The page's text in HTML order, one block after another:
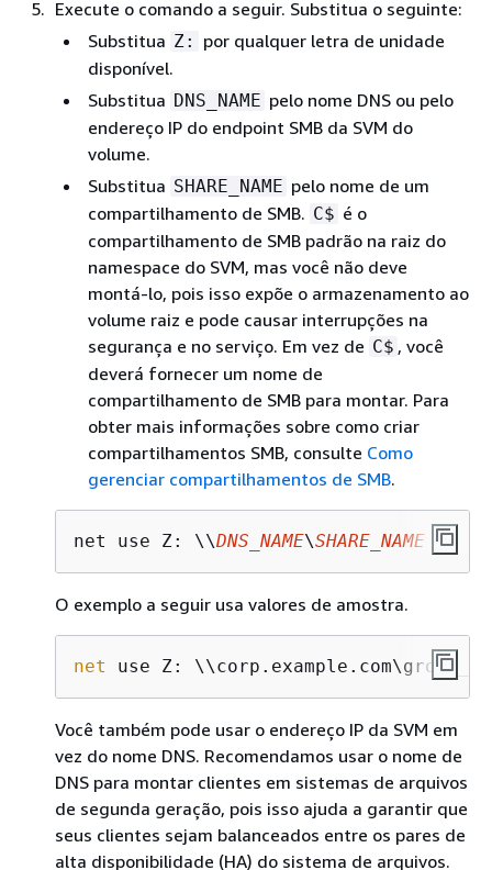
Execute o comando a seguir. Substitua o seguinte:
Substitua Z:
por qualquer letra de unidade
disponível.
Substitua DNS_NAME pelo nome DNS ou pelo
endereço IP do endpoint SMB da SVM do
volume.
Substitua SHARE_NAME pelo nome de um
compartilhamento de SMB. C$ é o
compartilhamento de SMB padrão na raiz do
namespace do SVM, mas você não deve
montá-lo, pois isso expõe o armazenamento ao
volume raiz e pode causar interrupções na
segurança e no serviço. Em vez de C$ , você
deverá fornecer um nome de
compartilhamento de SMB para montar. Para
obter mais informações sobre como criar
compartilhamentos SMB, consulte Como
gerenciar compartilhamentos de SMB.
net use Z: \\DNS_NAME\SHARE_NAME
O exemplo a seguir usa valores de amostra.
net use Z:
Você também pode usar o endereço IP da SVM em
vez do nome DNS. Recomendamos usar o nome de
DNS para montar clientes em sistemas de arquivos
de segunda geração, pois isso ajuda a garantir que
seus clientes sejam balanceados entre os pares de
alta disponibilidade (HA) do sistema de arquivos.